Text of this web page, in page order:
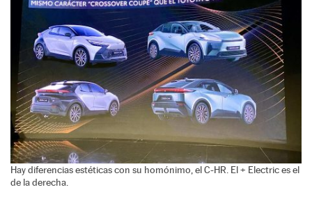
Hay diferencias estéticas con su homónimo, el C-HR. El + Electric es el
de la derecha.